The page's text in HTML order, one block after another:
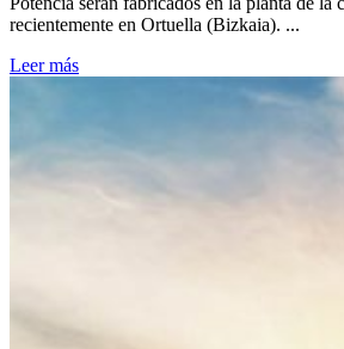
recientemente en Ortuella (Bizkaia). ...
Leer más